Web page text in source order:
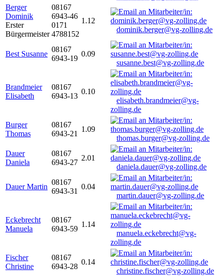
Berger
Dominik
Erster
Bürgermeister
08167
6943-46
0171
4788152
1.12
dominik.berger@vg-zolling.de
Best Susanne
08167
6943-19
0.09
susanne.best@vg-zolling.de
Brandmeier
Elisabeth
08167
6943-13
0.10
elisabeth.brandmeier@vg-
zolling.de
Burger
Thomas
08167
6943-21
1.09
thomas.burger@vg-zolling.de
Dauer
Daniela
08167
6943-27
2.01
daniela.dauer@vg-zolling.de
Dauer Martin
08167
6943-31
0.04
martin.dauer@vg-zolling.de
Eckebrecht
Manuela
08167
6943-59
1.14
manuela.eckebrecht@vg-
zolling.de
Fischer
Christine
08167
6943-28
0.14
christine.fischer@vg-zolling.de